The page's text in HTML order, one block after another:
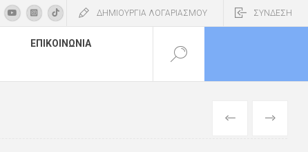
ΔΗΜΙΟΥΡΓΙΑ ΛΟΓΑΡΙΑΣΜΟΥ ΣΥΝΔΕΣΗ
ΕΠΙΚΟΙΝΩΝΊΑ
ΕΠΌΜΕΝΟ